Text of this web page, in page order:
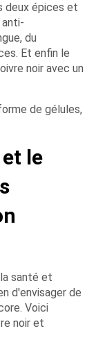
deux épices et
du
Et enfin le
noir avec un
de gélules,
le
santé et
d'envisager de
Voici
noir et